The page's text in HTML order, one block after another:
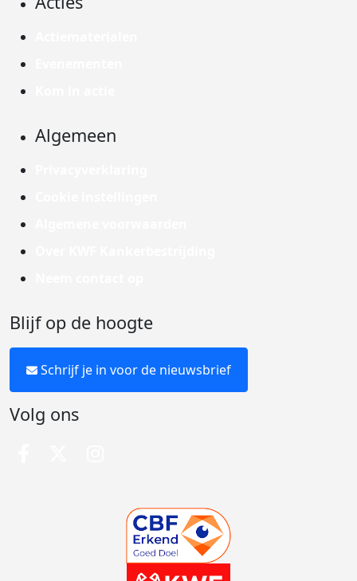
Algemeen
Blijf op de hoogte
Schrijf je in voor de nieuwsbrief
Volg ons